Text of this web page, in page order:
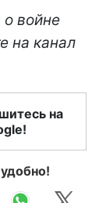
войне
на канал
на